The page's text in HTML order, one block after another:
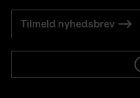
Subscribe
Tilmeld nyhedsbrev